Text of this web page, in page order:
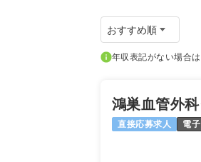
年収表記がない場合
鴻巣血管外
直接応募求人 電